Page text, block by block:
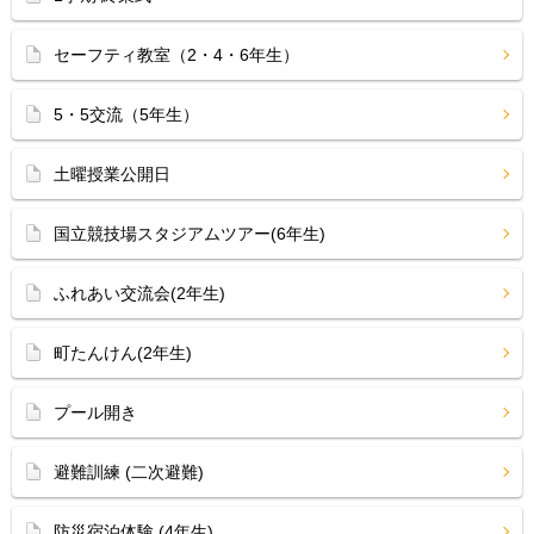
セーフティ教室（2・4・6年生）
5・5交流（5年生）
土曜授業公開日
国立競技場スタジアムツアー(6年生)
ふれあい交流会(2年生)
町たんけん(2年生)
プール開き
避難訓練 (二次避難)